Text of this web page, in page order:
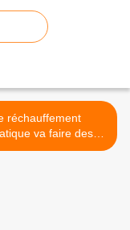
réchauffement
va faire des
heureux >